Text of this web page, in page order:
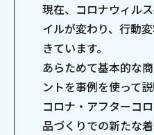
現在、コロナウィル
イルが変わり、行動
きています。
あらためて基本的な
ントを事例を使って
コロナ・アフターコ
品づくりでの新たな